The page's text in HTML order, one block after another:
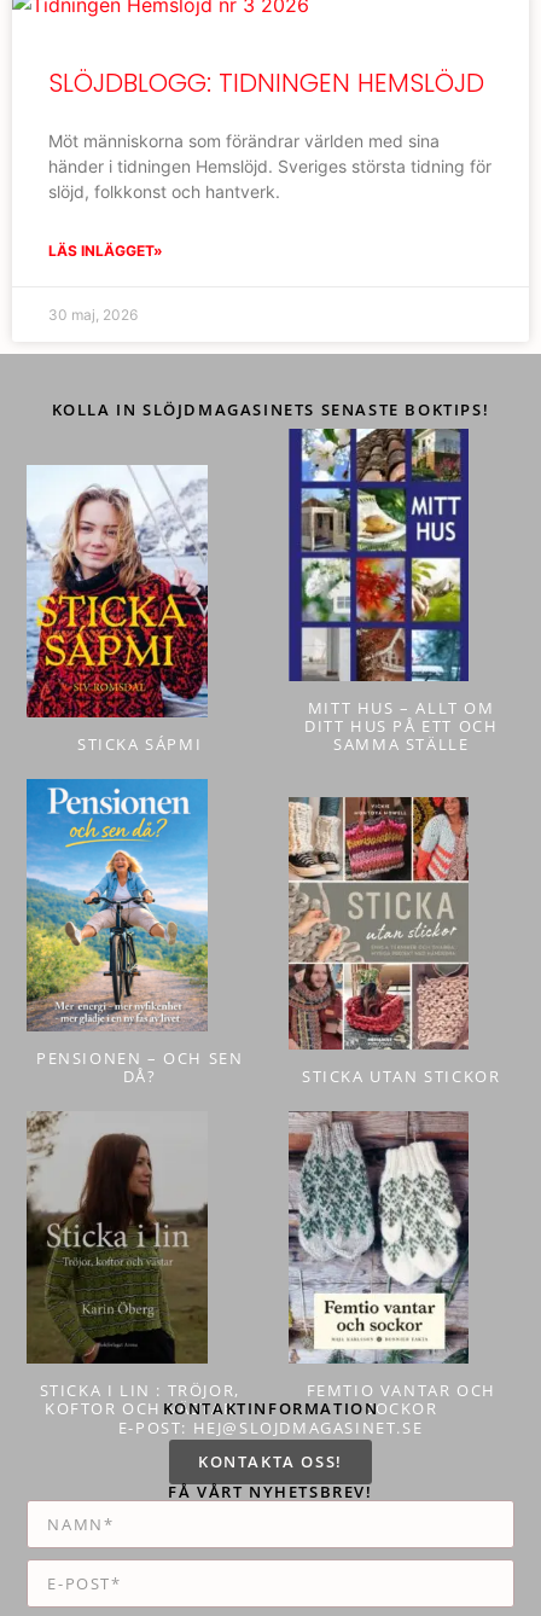
SLÖJDBLOGG: TIDNINGEN HEMSLÖJD
Möt människorna som förändrar världen med sina
händer i tidningen Hemslöjd. Sveriges största tidning för
slöjd, folkkonst och hantverk.
LÄS INLÄGGET»
30 maj, 2026
KOLLA IN SLÖJDMAGASINETS SENASTE BOKTIPS!
STICKA SÁPMI
MITT HUS – ALLT OM
DITT HUS PÅ ETT OCH
SAMMA STÄLLE
PENSIONEN – OCH SEN
DÅ?
STICKA UTAN STICKOR
STICKA I LIN : TRÖJOR,
KOFTOR OCH VÄSTAR
FEMTIO VANTAR OCH
SOCKOR
KONTAKTINFORMATION
E-POST: HEJ@SLOJDMAGASINET.SE
KONTAKTA OSS!
FÅ VÅRT NYHETSBREV!